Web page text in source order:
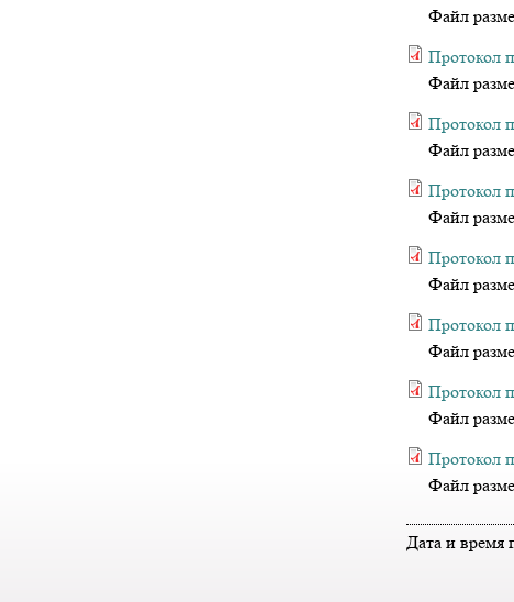
Файл
Протокол
Файл
Протокол
Файл
Протокол
Файл
Протокол
Файл
Протокол
Файл
Протокол
Файл
Протокол
Файл
Дата и время